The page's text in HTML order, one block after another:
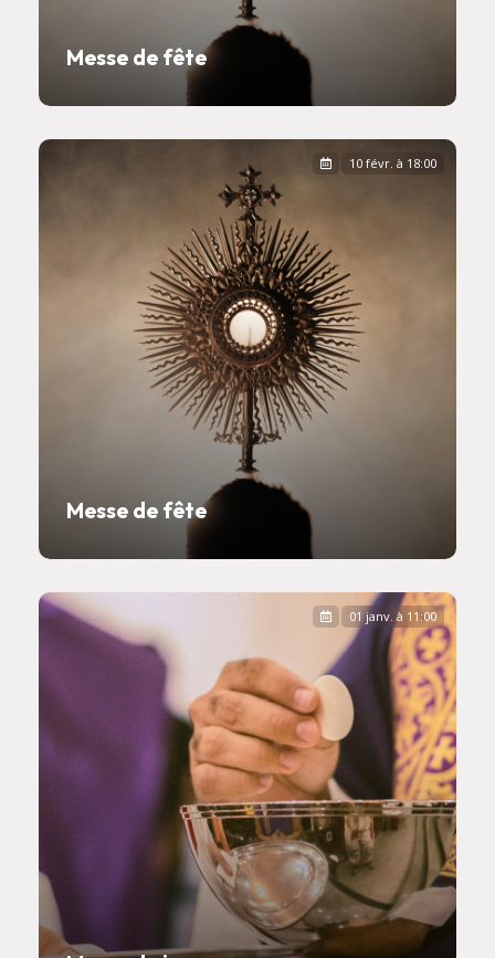
Messe de fête
Messe de fête
10 févr. à 18:00
01 janv. à 11:00